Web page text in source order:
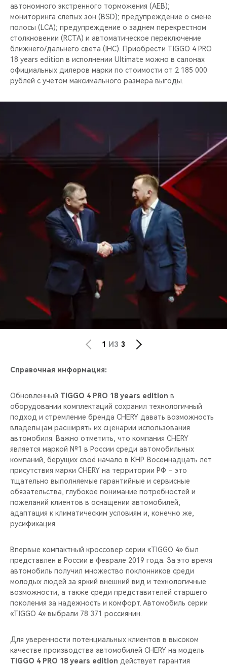
автономного экстренного торможения (AEB);
мониторинга слепых зон (BSD); предупреждение о смене
полосы (LCA); предупреждение о заднем перекрестном
столкновении (RCTA) и автоматическое переключение
ближнего/дальнего света (IHC). Приобрести TIGGO 4 PRO
18 years edition в исполнении Ultimate можно в салонах
официальных дилеров марки по стоимости от 2 185 000
рублей c учетом максимального размера выгоды.
1 ИЗ 3
Справочная информация:
Обновленный TIGGO 4 PRO 18 years edition в
оборудовании комплектаций сохранил технологичный
подход и стремление бренда CHERY давать возможность
владельцам расширять их сценарии использования
автомобиля. Важно отметить, что компания CHERY
является маркой №1 в России среди автомобильных
компаний, берущих своё начало в КНР. Восемнадцать лет
присутствия марки CHERY на территории РФ – это
тщательно выполняемые гарантийные и сервисные
обязательства, глубокое понимание потребностей и
пожеланий клиентов в оснащении автомобилей,
адаптация к климатическим условиям и, конечно же,
русификация.
Впервые компактный кроссовер серии «TIGGO 4» был
представлен в России в феврале 2019 года. За это время
автомобиль получил множество поклонников среди
молодых людей за яркий внешний вид и технологичные
возможности, а также среди представителей старшего
поколения за надежность и комфорт. Автомобиль серии
«TIGGO 4» выбрали 78 371 россиянин.
Для уверенности потенциальных клиентов в высоком
качестве производства автомобилей CHERY на модель
TIGGO 4 PRO 18 years edition действует гарантия